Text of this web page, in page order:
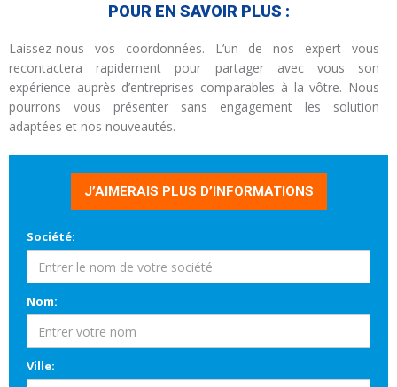
POUR EN SAVOIR PLUS :
Laissez-nous vos coordonnées. L’un de nos expert vous
recontactera rapidement pour partager avec vous son
expérience auprès d’entreprises comparables à la vôtre. Nous
pourrons vous présenter sans engagement les solution
adaptées et nos nouveautés.
J’AIMERAIS PLUS D’INFORMATIONS
Société:
Nom:
Ville: